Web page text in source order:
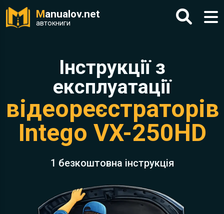
Manualov.net
автокниги
Інструкції з
експлуатації
відеореєстраторів
Intego VX-250HD
1 безкоштовна інструкція